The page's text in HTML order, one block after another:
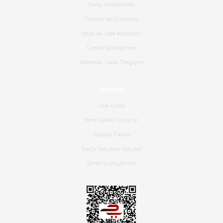
Hızlı bir şekilde elimize ulaştı
ulaştı.Ürünün paketlenmesi
Diğer yorumları göster
Satış Sözleşmesi
Gizlilik ve Güvenlik
İptal ve İade Koşulları
Üyelik Sözleşmesi
Teslimat, İade, Değişim
Üye Girişi
Yeni Üyelik Oluştur
Sipariş Takibi
Sıkça Sorulan Sorular
Şifremi Unuttum